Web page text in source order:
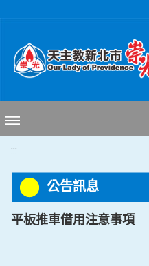
:::
公告訊息
平板推車借用注意事項